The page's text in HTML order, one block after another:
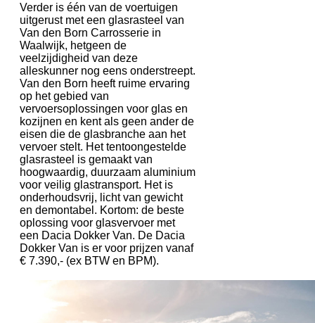
Verder is één van de voertuigen
uitgerust met een glasrasteel van
Van den Born Carrosserie in
Waalwijk, hetgeen de
veelzijdigheid van deze
alleskunner nog eens onderstreept.
Van den Born heeft ruime ervaring
op het gebied van
vervoersoplossingen voor glas en
kozijnen en kent als geen ander de
eisen die de glasbranche aan het
vervoer stelt. Het tentoongestelde
glasrasteel is gemaakt van
hoogwaardig, duurzaam aluminium
voor veilig glastransport. Het is
onderhoudsvrij, licht van gewicht
en demontabel. Kortom: de beste
oplossing voor glasvervoer met
een Dacia Dokker Van. De Dacia
Dokker Van is er voor prijzen vanaf
€ 7.390,- (ex BTW en BPM).